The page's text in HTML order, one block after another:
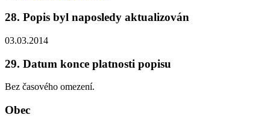
28. Popis byl naposledy aktualizován
03.03.2014
29. Datum konce platnosti popisu
Bez časového omezení.
Obec